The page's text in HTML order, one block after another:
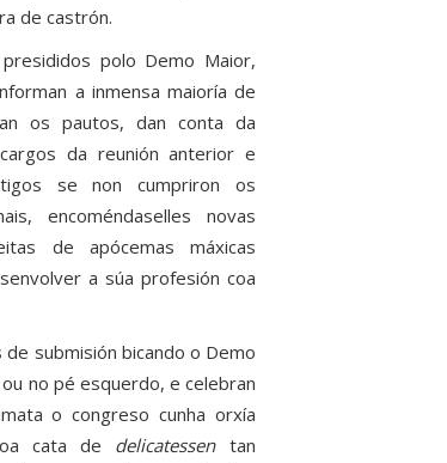
de castrón.
polo Demo Maior,
a inmensa maioría de
os pautos, dan conta da
da reunión anterior e
se non cumpriron os
encoméndaselles novas
de apócemas máxicas
a súa profesión coa
de submisión bicando o Demo
no pé esquerdo, e celebran
o congreso cunha orxía
cata de delicatessentan